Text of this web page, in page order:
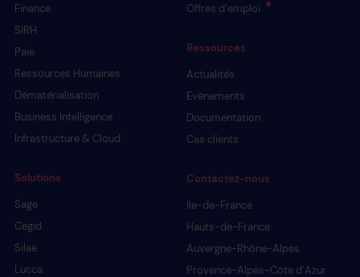
Finance
SIRH
Paie
Ressources Humaines
Dématérialisation
Business Intelligence
Infrastructure & Cloud
Solutions
Sage
Cegid
Silae
Lucca
Offres d’emploi
Ressources
Actualités
Evènements
Documentation
Cas clients
Contactez-nous
Ile-de-France
Hauts-de-France
Auvergne-Rhône-Alpes
Provence-Alpes-Côte d’Azur